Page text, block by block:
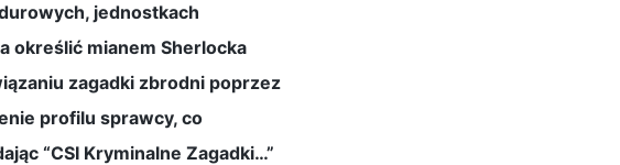
jednostkach
określić mianem Sherlocka
zagadki zbrodni poprzez
profilu sprawcy, co
“CSI Kryminalne Zagadki…”